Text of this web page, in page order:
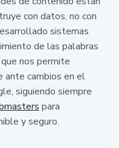
con datos, no con
sistemas
de las palabras
nos permite
ante cambios en el
siguiendo siempre
para
y seguro.